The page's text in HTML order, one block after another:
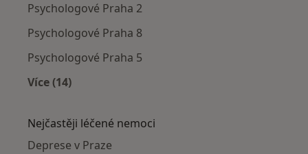
Psychologové Praha 2
Psychologové Praha 8
Psychologové Praha 5
Více (14)
Nejčastěji léčené nemoci
Deprese v Praze